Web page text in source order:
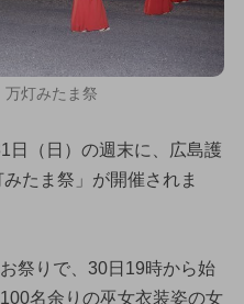
灯みたま祭
日（日）の週末に、広島護
たま祭」が開催されま
祭りで、30日19時から始
名余りの巫女衣装姿の女